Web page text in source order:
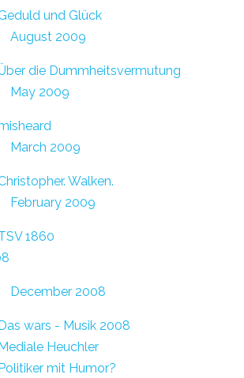
und Glück
August 2009
die Dummheitsvermutung
May 2009
March 2009
Walken.
February 2009
1860
December 2008
wars - Musik 2008
Heuchler
mit Humor?